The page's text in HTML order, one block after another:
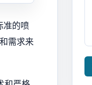
准的喷
需求来